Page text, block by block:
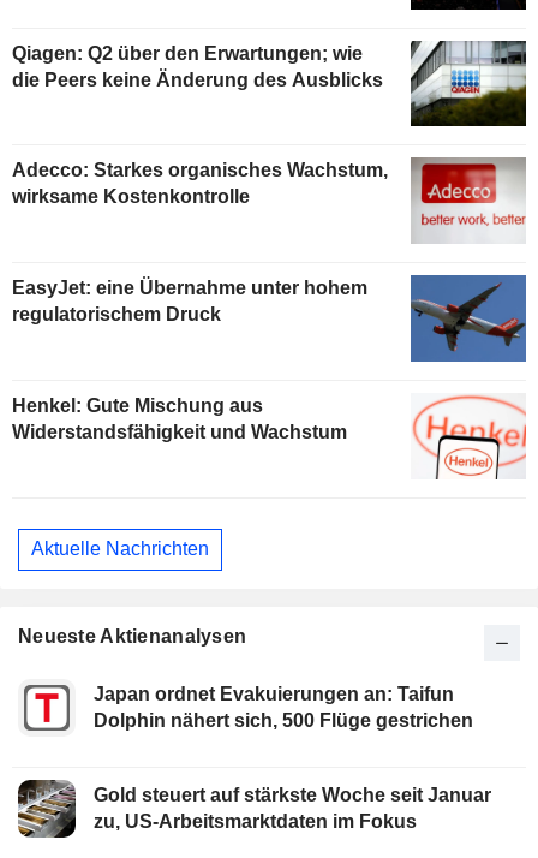
Qiagen: Q2 über den Erwartungen; wie
die Peers keine Änderung des Ausblicks
Adecco: Starkes organisches Wachstum,
wirksame Kostenkontrolle
EasyJet: eine Übernahme unter hohem
regulatorischem Druck
Henkel: Gute Mischung aus
Widerstandsfähigkeit und Wachstum
Aktuelle Nachrichten
Neueste Aktienanalysen
Japan ordnet Evakuierungen an: Taifun
Dolphin nähert sich, 500 Flüge gestrichen
Gold steuert auf stärkste Woche seit Januar
zu, US-Arbeitsmarktdaten im Fokus